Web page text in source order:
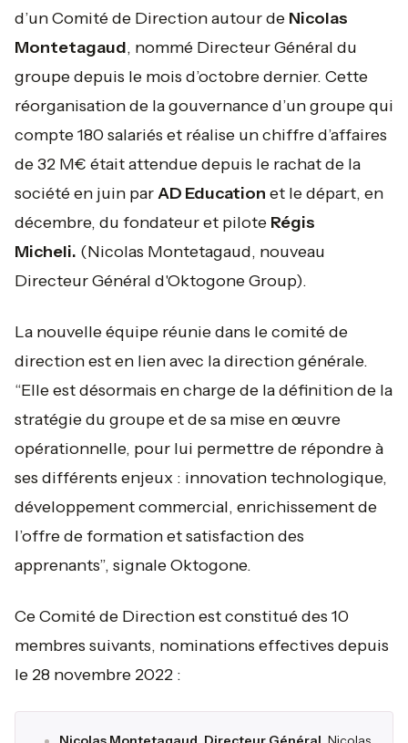
d’un Comité de Direction autour de Nicolas
Montetagaud, nommé Directeur Général du
groupe depuis le mois d’octobre dernier. Cette
réorganisation de la gouvernance d’un groupe qui
compte 180 salariés et réalise un chiffre d’affaires
de 32 M€ était attendue depuis le rachat de la
société en juin parAD Education et le départ, en
décembre, du fondateur et pilote Régis
Micheli. (Nicolas Montetagaud, nouveau
Directeur Général d'Oktogone Group).
La nouvelle équipe réunie dans le comité de
direction est en lien avec la direction générale.
“Elle est désormais en charge de la définition de la
stratégie du groupe et de sa mise en œuvre
opérationnelle, pour lui permettre de répondre à
ses différents enjeux : innovation technologique,
développement commercial, enrichissement de
l’offre de formation et satisfaction des
apprenants”, signale Oktogone.
Ce Comité de Direction est constitué des 10
membres suivants, nominations effectives depuis
le 28 novembre 2022 :